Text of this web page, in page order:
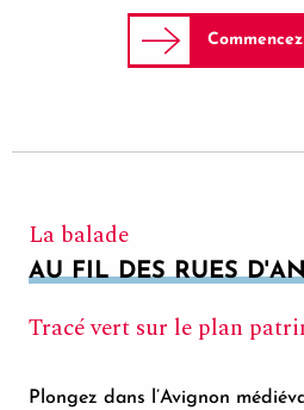
La balade
AU FIL DES RUES
Tracé vert sur le plan
Plongez dans l’Avignon